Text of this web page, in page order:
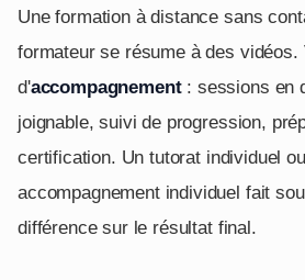
Une formation à distance sans
formateur se résume à des
d'accompagnement: sessions en
joignable, suivi de progression,
certification. Un tutorat individuel
accompagnement individuel fait
différence sur le résultat final.